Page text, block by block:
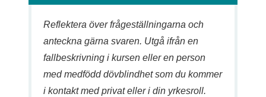
Reflektera över frågeställningarna och
anteckna gärna svaren. Utgå ifrån en
fallbeskrivning i kursen eller en person
med medfödd dövblindhet som du kommer
i kontakt med privat eller i din yrkesroll.